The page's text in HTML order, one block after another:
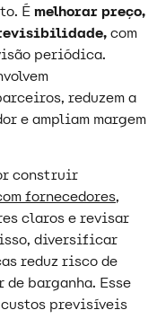
Émelhorar preço,
com
periódica.
reduzem a
e ampliam margem
construir
fornecedores,
claros e revisar
diversificar
reduz risco de
barganha. Esse
custos previsíveis